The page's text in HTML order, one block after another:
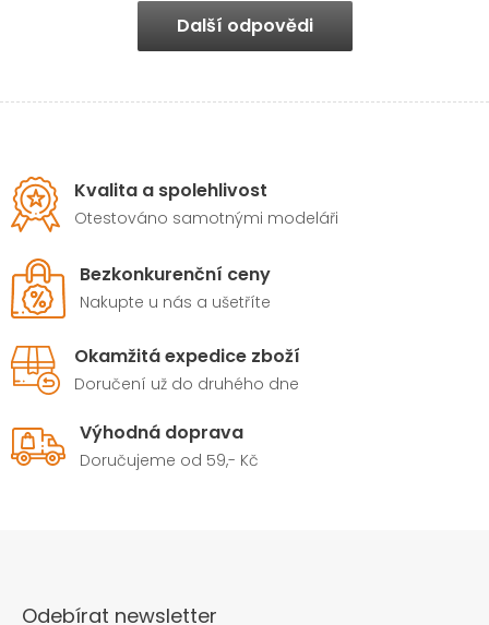
Další odpovědi
Kvalita a spolehlivost
Otestováno samotnými modeláři
Bezkonkurenční ceny
Nakupte u nás a ušetříte
Okamžitá expedice zboží
Doručení už do druhého dne
Výhodná doprava
Doručujeme od 59,- Kč
Odebírat newsletter